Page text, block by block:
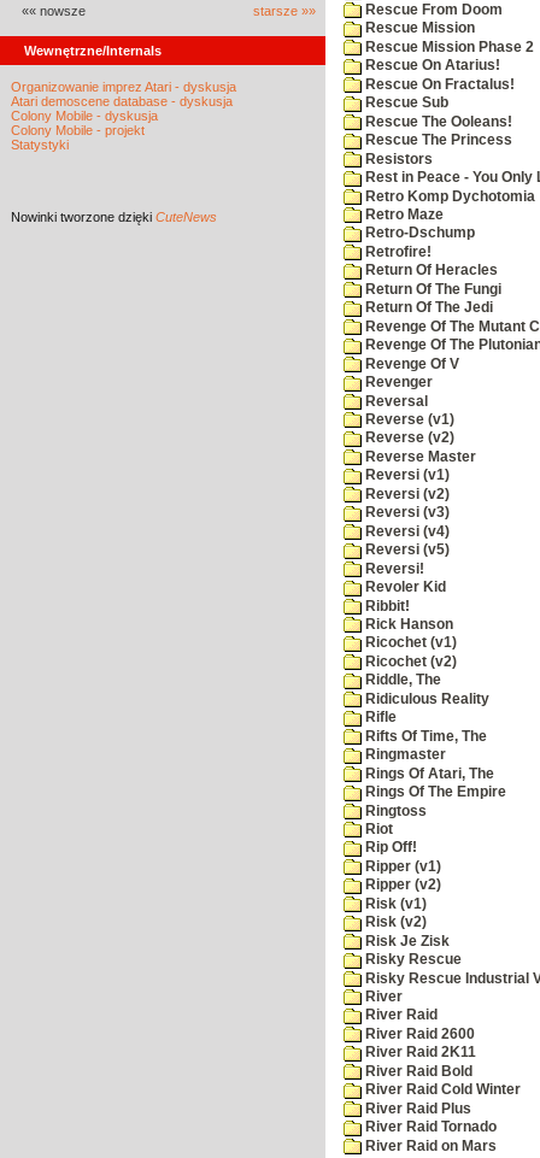
«« nowsze starsze »»
Wewnętrzne/Internals
Organizowanie imprez Atari - dyskusja
Atari demoscene database - dyskusja
Colony Mobile - dyskusja
Colony Mobile - projekt
Statystyki
Nowinki tworzone dzięki CuteNews
Rescue From Doom
Rescue Mission
Rescue Mission Phase 2
Rescue On Atarius!
Rescue On Fractalus!
Rescue Sub
Rescue The Ooleans!
Rescue The Princess
Resistors
Rest in Peace - You Only
Retro Komp Dychotomia
Retro Maze
Retro-Dschump
Retrofire!
Return Of Heracles
Return Of The Fungi
Return Of The Jedi
Revenge Of The Mutant
Revenge Of The
Revenge Of V
Revenger
Reversal
Reverse (v1)
Reverse (v2)
Reverse Master
Reversi (v1)
Reversi (v2)
Reversi (v3)
Reversi (v4)
Reversi (v5)
Reversi!
Revoler Kid
Ribbit!
Rick Hanson
Ricochet (v1)
Ricochet (v2)
Riddle, The
Ridiculous Reality
Rifle
Rifts Of Time, The
Ringmaster
Rings Of Atari, The
Rings Of The Empire
Ringtoss
Riot
Rip Off!
Ripper (v1)
Ripper (v2)
Risk (v1)
Risk (v2)
Risk Je Zisk
Risky Rescue
Risky Rescue Industrial
River
River Raid
River Raid 2600
River Raid 2K11
River Raid Bold
River Raid Cold Winter
River Raid Plus
River Raid Tornado
River Raid on Mars